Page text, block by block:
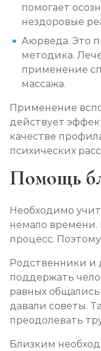
помогает
нездоровые
Аюрведа. Это
методика.
применение
массажа.
Применение
действует
качестве
психических
Помощь
Необходимо
немало времени.
процесс.
Родственники и
поддержать
равных
давали советы.
преодолевать
Близким